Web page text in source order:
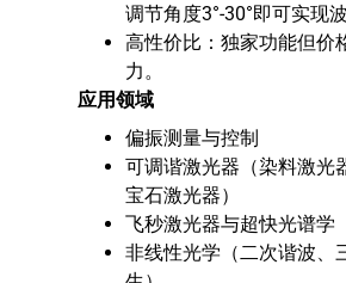
调节角度3°-30°即可实现
高性价比：独家功能但价
力。
应用领域
偏振测量与控制
可调谐激光器（染料激光
宝石激光器）
飞秒激光器与超快光谱学
非线性光学（二次谐波、